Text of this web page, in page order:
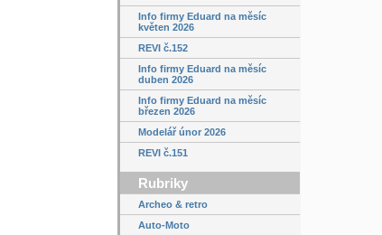
Info firmy Eduard na měsíc
květen 2026
REVI č.152
Info firmy Eduard na měsíc
duben 2026
Info firmy Eduard na měsíc
březen 2026
Modelář únor 2026
REVI č.151
Rubriky
Archeo & retro
Auto-Moto